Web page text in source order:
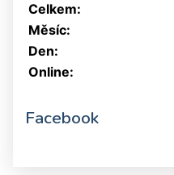
Online:
Celkem:
Měsíc:
Den:
Facebook